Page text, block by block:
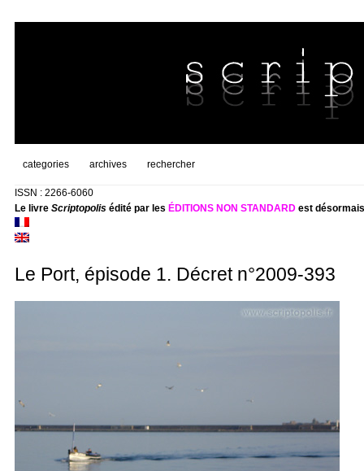
categories archives rechercher
ISSN : 2266-6060
Le livre Scriptopolisédité par les ÉDITIONS NON STANDARDest
Le Port, épisode 1. Décret n°2009-393